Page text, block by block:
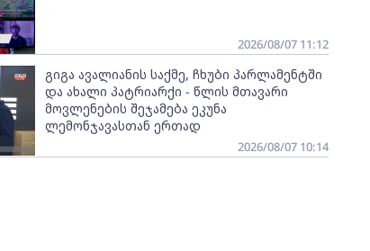
2026/08/07 11:12
გიგა ავალიანის საქმე, ჩხუბი პარლამენტში
და ახალი პატრიარქი - წლის მთავარი
მოვლენების შეჯამება ეკუნა
ლემონჯავასთან ერთად
2026/08/07 10:14